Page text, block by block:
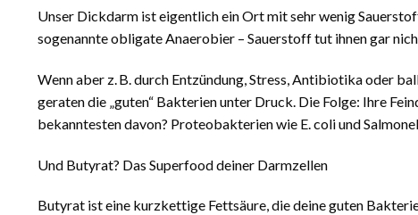
Unser Dickdarm ist eigentlich ein Ort mit sehr wenig
sogenannte obligate Anaerobier – Sauerstoff tut ihnen gar
Wenn aber z. B. durch Entzündung, Stress, Antibiotika oder
geraten die „guten“ Bakterien unter Druck. Die Folge: Ihre
bekanntesten davon? Proteobakterien wie E. coli und
Und Butyrat? Das Superfood deiner Darmzellen
Butyrat ist eine kurzkettige Fettsäure, die deine guten